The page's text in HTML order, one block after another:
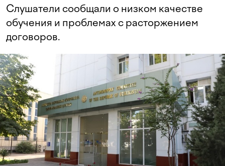
Слушатели сообщали о низком качестве
обучения и проблемах с расторжением
договоров.